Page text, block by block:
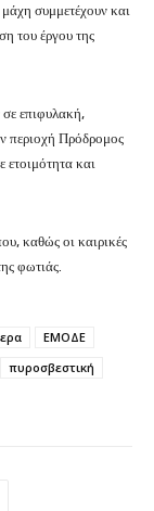
συμμετέχουν και
του έργου της
σε επιφυλακή,
περιοχή Πρόδρομος
ετοιμότητα και
καθώς οι καιρικές
φωτιάς.
ΕΜΟΔΕ
πυροσβεστική